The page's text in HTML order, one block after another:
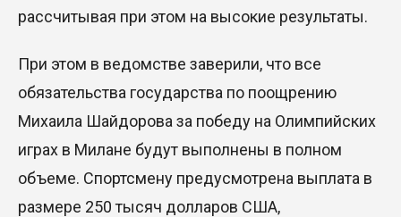
рассчитывая при этом на высокие результаты.
При этом в ведомстве заверили, что все
обязательства государства по поощрению
Михаила Шайдорова за победу на Олимпийских
играх в Милане будут выполнены в полном
объеме. Спортсмену предусмотрена выплата в
размере 250 тысяч долларов США,